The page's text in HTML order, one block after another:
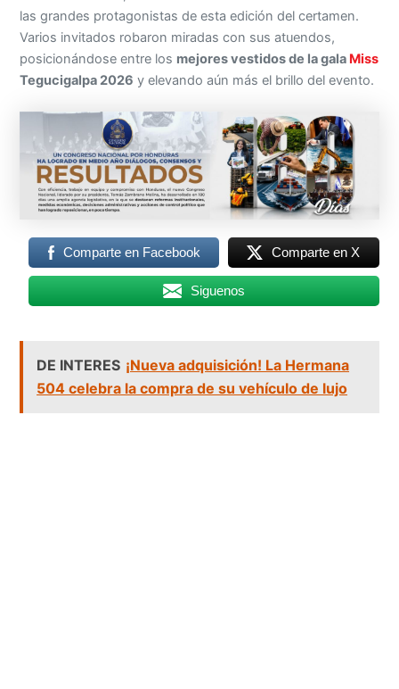
las grandes protagonistas de esta edición del certamen.
Varios invitados robaron miradas con sus atuendos,
posicionándose entre los mejores vestidos de la gala Miss
Tegucigalpa 2026 y elevando aún más el brillo del evento.
Comparte en Facebook Comparte en X
Siguenos
DE INTERES ¡Nueva adquisición! La Hermana
504 celebra la compra de su vehículo de lujo